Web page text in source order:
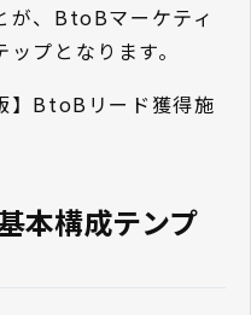
が、BtoBマーケティ
プとなります。
】BtoBリード獲得施
本構成テンプ